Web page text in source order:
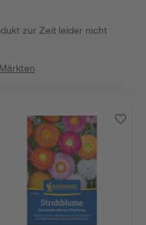
zur Zeit leider nicht